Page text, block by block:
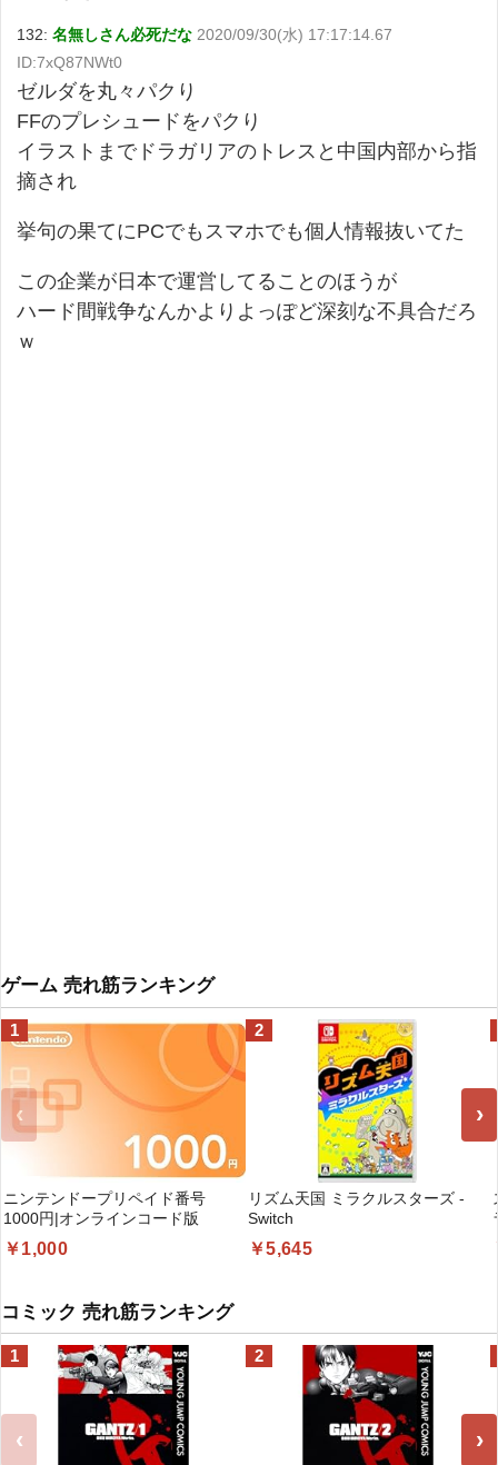
132: 名無しさん必死だな 2020/09/30(水) 17:17:14.67
ID:7xQ87NWt0
ゼルダを丸々パクり
FFのプレシュードをパクり
イラストまでドラガリアのトレスと中国内部から指
摘され
挙句の果てにPCでもスマホでも個人情報抜いてた
この企業が日本で運営してることのほうが
ハード間戦争なんかよりよっぽど深刻な不具合だろ
ｗ
ゲーム 売れ筋ランキング
‹
1
ニンテンドープリペイド番号
1000円|オンラインコード版
￥1,000
2
リズム天国 ミラクルスターズ -
Switch
￥5,645
›
コミック 売れ筋ランキング
‹
1 2
›